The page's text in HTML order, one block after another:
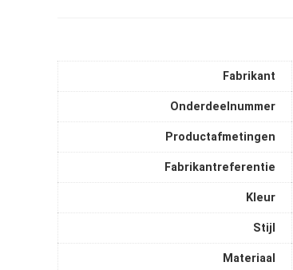
Fabrikant
Onderdeelnummer
Productafmetingen
Fabrikantreferentie
Kleur
Stijl
Materiaal